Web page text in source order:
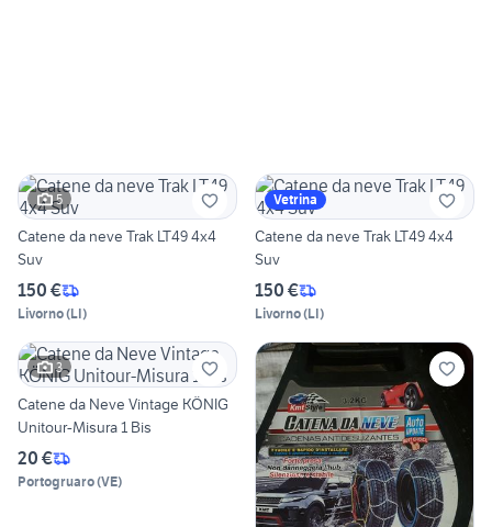
5
Catene da neve Trak LT49 4x4
Suv
150 €
Livorno(LI)
Vetrina
Catene da neve Trak LT49 4x4
Suv
150 €
Livorno(LI)
3
Catene da Neve Vintage KÖNIG
Unitour-Misura 1 Bis
20 €
Portogruaro(VE)